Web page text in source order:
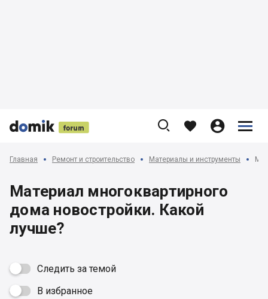


 
    


Главная Ремонт и строительство Материалы и инструменты
Материал многоквартирного
дома новостройки. Какой
лучше?
Следить за темой
 В избранное